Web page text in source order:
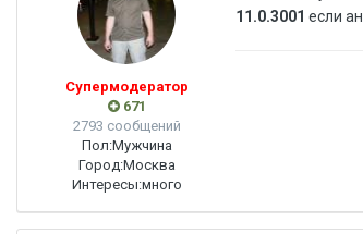
Супермодератор
671
2793 сообщений
Пол:Мужчина
Город:Москва
Интересы:много
11.0.3001 если